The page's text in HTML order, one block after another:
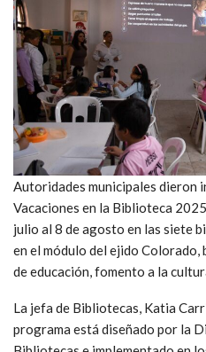
Autoridades municipales dieron
Vacaciones en la Biblioteca
julio al 8 de agosto en las siete
en el módulo del ejido
de educación, fomento a la
La jefa de Bibliotecas, Katia
programa está diseñado por la